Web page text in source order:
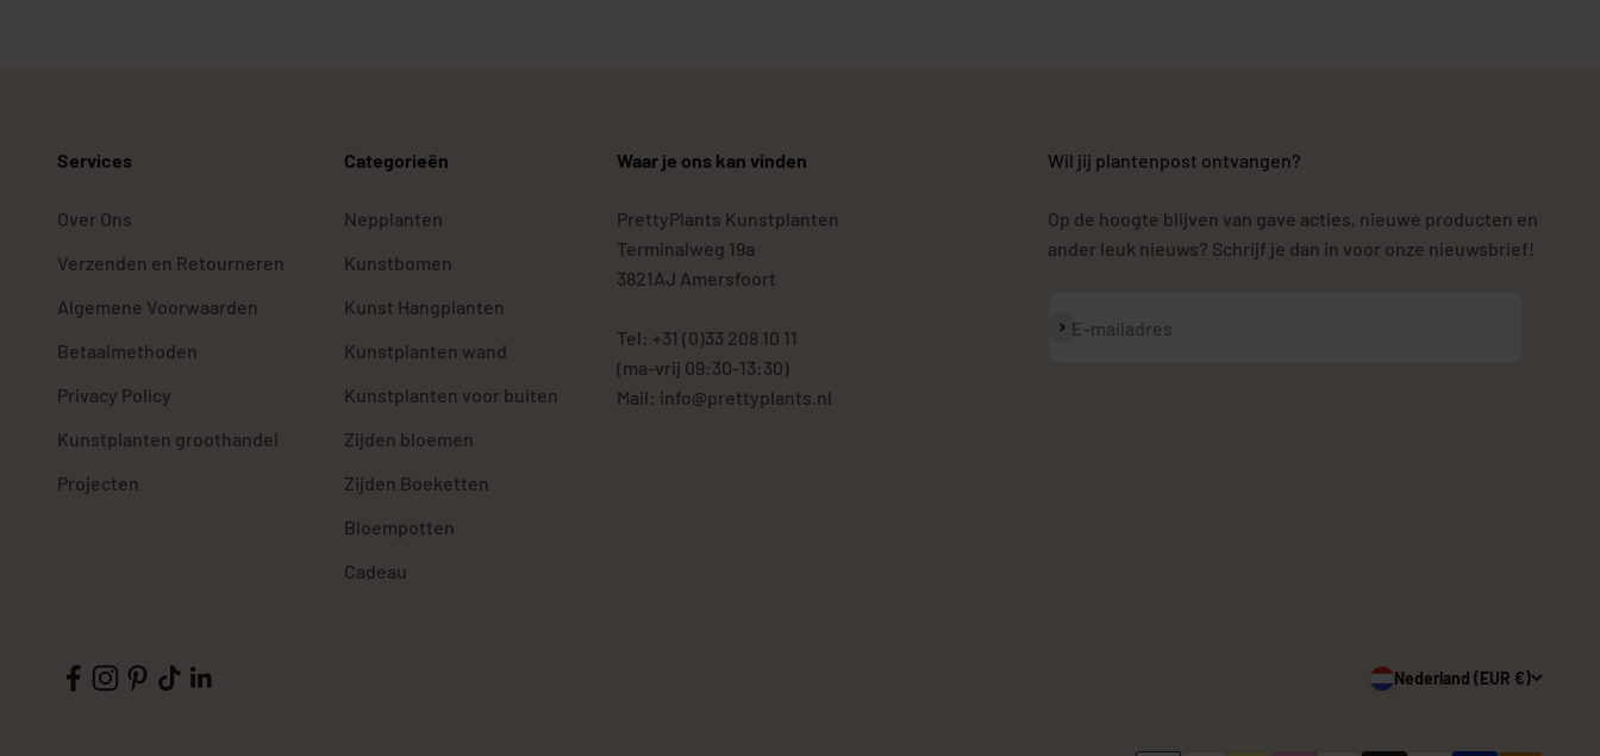
Services
Over Ons
Verzenden en Retourneren
Algemene Voorwaarden
Betaalmethoden
Privacy Policy
Kunstplanten groothandel
Projecten
Categorieën
Nepplanten
Kunstbomen
Kunst Hangplanten
Kunstplanten wand
Kunstplanten voor buiten
Zijden bloemen
Zijden Boeketten
Bloempotten
Cadeau
Waar je ons kan vinden
PrettyPlants Kunstplanten
Terminalweg 19a
3821AJ Amersfoort
Tel: +31 (0)33 208 10 11
(ma-vrij 09:30-13:30)
Mail: info@prettyplants.nl
Wil jij plantenpost ontvangen?
Op de hoogte blijven van gave acties, nieuwe producten en
ander leuk nieuws? Schrijf je dan in voor onze nieuwsbrief!
E-mailadres
Abonneren
Nederland (EUR €)